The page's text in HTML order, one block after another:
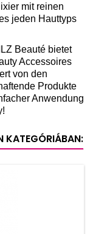
mit reinen
jeden Hauttyps
Beauté bietet
Accessoires
von den
Produkte
Anwendung
KATEGÓRIÁBAN: